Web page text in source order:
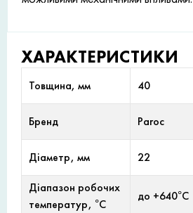
ХАРАКТЕРИСТИКИ
Товщина, мм 40
Бренд Paroc
Діаметр, мм 22
Діапазон робочих
температур, °С
до +640°С